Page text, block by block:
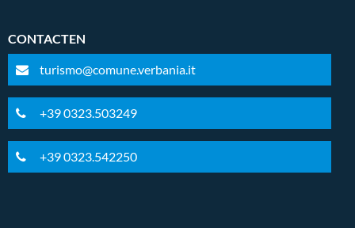
CONTACTEN
turismo@comune.verbania.it
+39 0323.503249
+39 0323.542250